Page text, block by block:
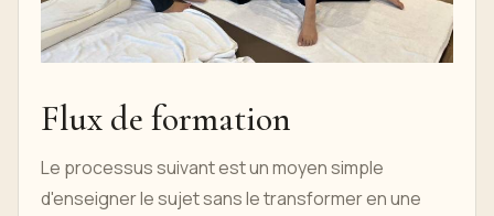
Flux de formation
Le processus suivant est un moyen simple
d'enseigner le sujet sans le transformer en une